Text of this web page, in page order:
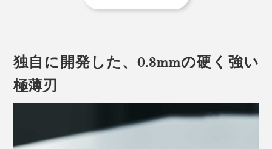
料理を息抜きとして楽しむ人も、日々のタスクとしてこ
なしている人も、『hast.』のエディションナイフで「切
独自に開発した、0.3mmの硬く強い
極薄刃